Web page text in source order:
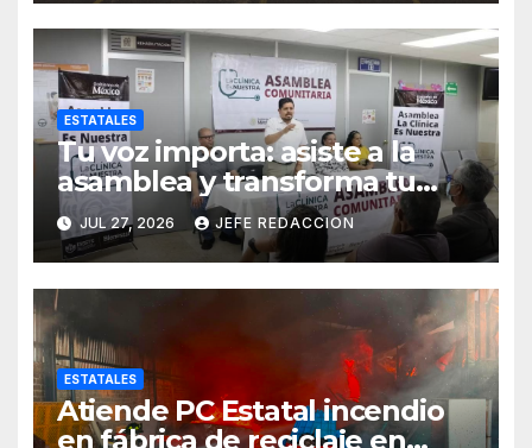
ESTATALES
Tu voz importa: asiste a la
asamblea y transforma tu
clínica del IMSS-Bienestar
JUL 27, 2026 JEFE REDACCION
ESTATALES
Atiende PC Estatal incendio
en fábrica de reciclaje en